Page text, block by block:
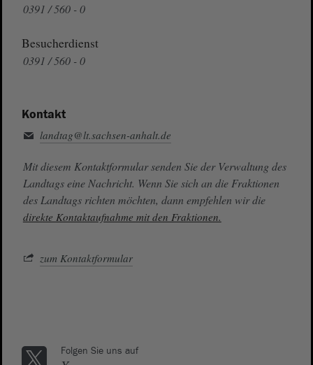
0391 / 560 - 0
Besucherdienst
0391 / 560 - 0
Kontakt
landtag@lt.sachsen-anhalt.de
Mit diesem Kontaktformular senden Sie der Verwaltung des
Landtags eine Nachricht. Wenn Sie sich an die Fraktionen
des Landtags richten möchten, dann empfehlen wir die
direkte Kontaktaufnahme mit den Fraktionen.
zum Kontaktformular
Folgen Sie uns auf